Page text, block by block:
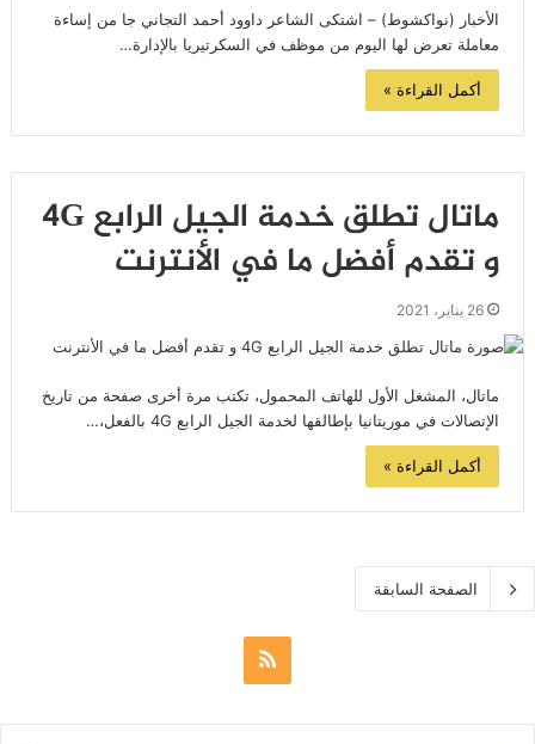
الأخبار (نواكشوط) – اشتكى الشاعر داوود أحمد التجاني جا من إساءة
معاملة تعرض لها اليوم من موظف في السكرتيريا بالإدارة…
أكمل القراءة »
ماتال تطلق خدمة الجيل الرابع 4G
و تقدم أفضل ما في الأنترنت
26 يناير، 2021
ماتال، المشغل الأول للهاتف المحمول، تكتب مرة أخرى صفحة من تاريخ
الإتصالات في موريتانيا بإطالقها لخدمة الجيل الرابع 4G بالفعل،…
أكمل القراءة »
الصفحة السابقة
ملخص